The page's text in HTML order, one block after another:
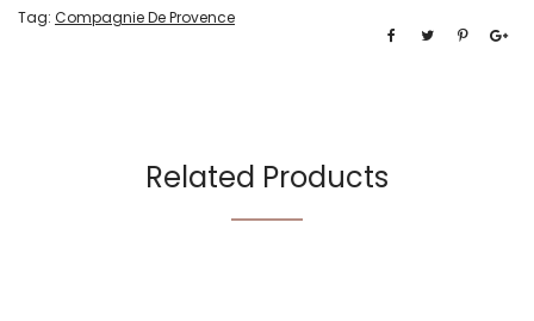
Tag: Compagnie De Provence
Related Products